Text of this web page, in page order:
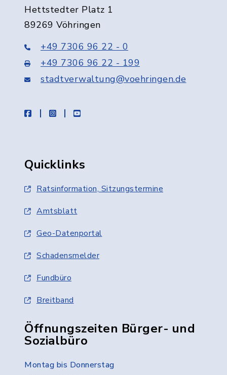
Hettstedter Platz 1
89269 Vöhringen
+49 7306 96 22 - 0
+49 7306 96 22 - 199
stadtverwaltung@voehringen.de
facebookinstagramyoutube
Quicklinks
Ratsinformation, Sitzungstermine
Amtsblatt
Geo-Datenportal
Schadensmelder
Fundbüro
Breitband
Öffnungszeiten Bürger- und
Sozialbüro
Montag bis Donnerstag